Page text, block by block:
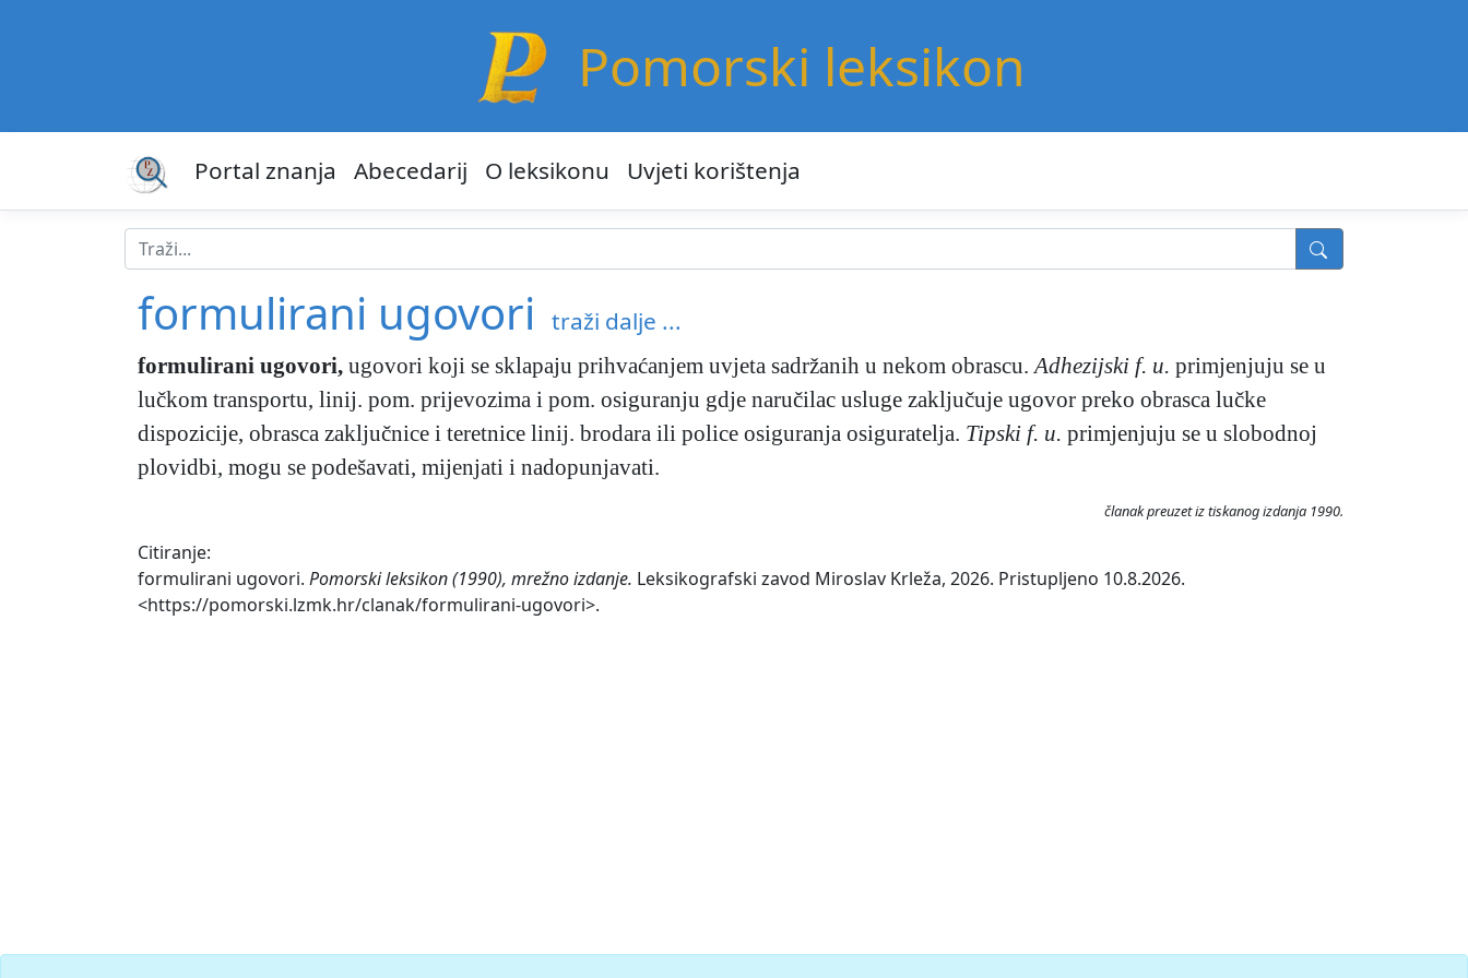
Pomorski leksikon
Portal znanja Abecedarij O leksikonu Uvjeti korištenja
formulirani ugovori traži dalje ...
formulirani ugovori, ugovori koji se sklapaju prihvaćanjem uvjeta sadržanih u nekom obrascu. Adhezijski f. u. primjenjuju se u
lučkom transportu, linij. pom. prijevozima i pom. osiguranju gdje naručilac usluge zaključuje ugovor preko obrasca lučke
dispozicije, obrasca zaključnice i teretnice linij. brodara ili police osiguranja osiguratelja. Tipski f. u. primjenjuju se u slobodnoj
plovidbi, mogu se podešavati, mijenjati i nadopunjavati.
članak preuzet iz tiskanog izdanja 1990.
Citiranje:
formulirani ugovori. Pomorski leksikon (1990), mrežno izdanje. Leksikografski zavod Miroslav Krleža, 2026. Pristupljeno 10.8.2026.
<https://pomorski.lzmk.hr/clanak/formulirani-ugovori>.